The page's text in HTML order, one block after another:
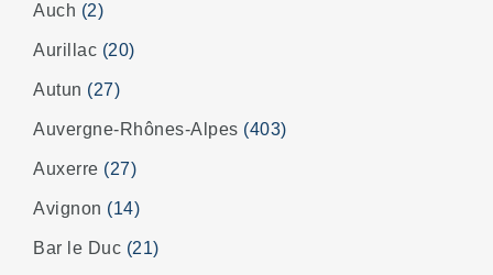
Auch (2)
Aurillac (20)
Autun (27)
Auvergne-Rhônes-Alpes (403)
Auxerre (27)
Avignon (14)
Bar le Duc (21)